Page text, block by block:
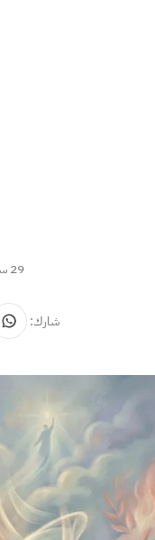
29 سبتمبر، 2019
شارك: